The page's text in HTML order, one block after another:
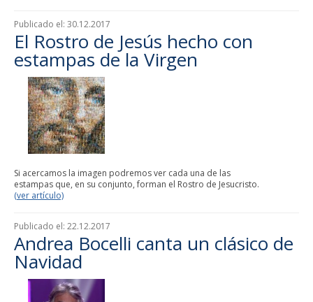
Publicado el: 30.12.2017
El Rostro de Jesús hecho con
estampas de la Virgen
Si acercamos la imagen podremos ver cada una de las
estampas que, en su conjunto, forman el Rostro de Jesucristo.
(ver artículo)
Publicado el: 22.12.2017
Andrea Bocelli canta un clásico de
Navidad